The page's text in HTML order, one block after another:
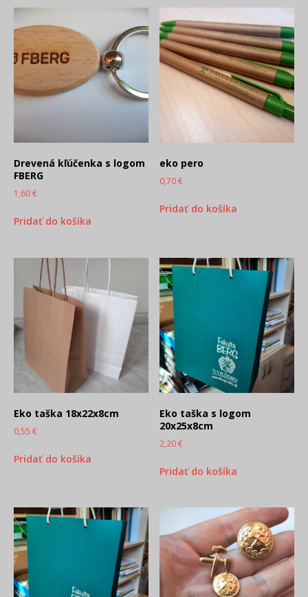
Drevená kľúčenka s logom
FBERG
1,60€
Pridať do košíka
eko pero
0,70€
Pridať do košíka
Eko taška 18x22x8cm
0,55 €
Pridať do košíka
Eko taška s logom
20x25x8cm
2,20€
Pridať do košíka